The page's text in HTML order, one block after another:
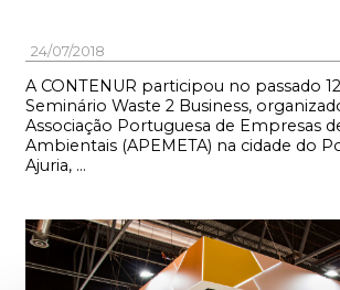
24/07/2018
A CONTENUR participou no passado
Seminário Waste 2 Business,
Associação Portuguesa de Empresas
Ambientais (APEMETA) na cidade do
Ajuria, ...